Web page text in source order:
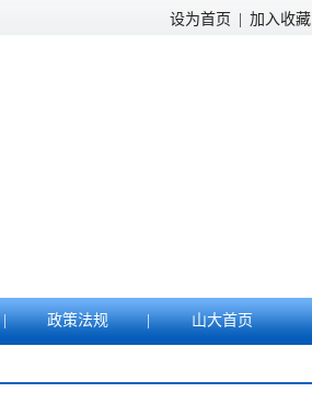
设为首页 加入收藏
| 政策法规 | 山大首页